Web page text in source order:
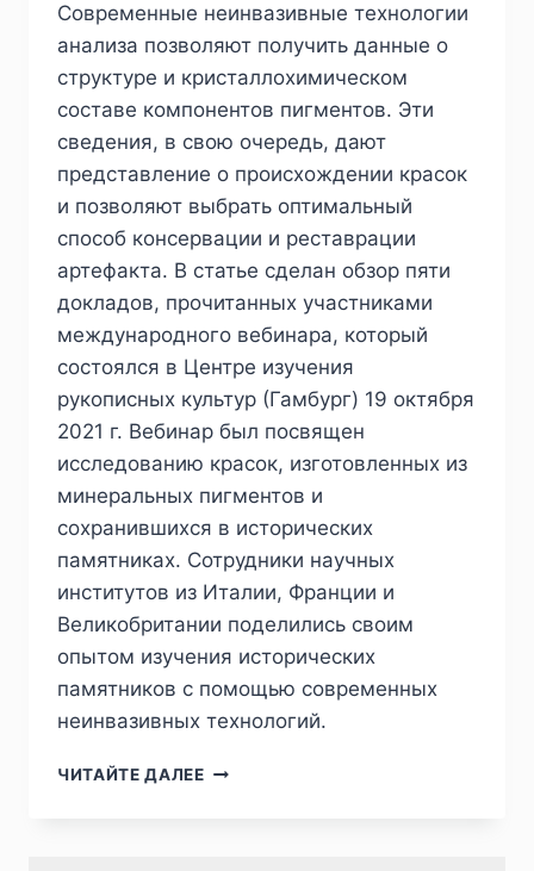
Современные неинвазивные технологии
анализа позволяют получить данные о
структуре и кристаллохимическом
составе компонентов пигментов. Эти
сведения, в свою очередь, дают
представление о происхождении красок
и позволяют выбрать оптимальный
способ консервации и реставрации
артефакта. В статье сделан обзор пяти
докладов, прочитанных участниками
международного вебинара, который
состоялся в Центре изучения
рукописных культур (Гамбург) 19 октября
2021 г. Вебинар был посвящен
исследованию красок, изготовленных из
минеральных пигментов и
сохранившихся в исторических
памятниках. Сотрудники научных
институтов из Италии, Франции и
Великобритании поделились своим
опытом изучения исторических
памятников с помощью современных
неинвазивных технологий.
ЧИТАЙТЕ ДАЛЕЕПИЖ